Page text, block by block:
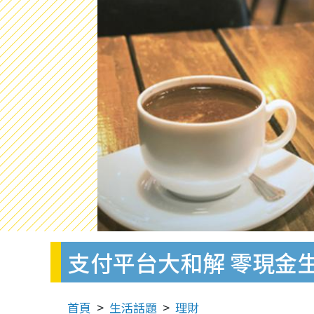
支付平台大和解 零現金
首頁 生活話題 理財